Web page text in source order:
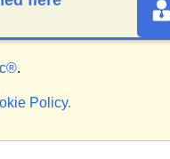
.
Policy.